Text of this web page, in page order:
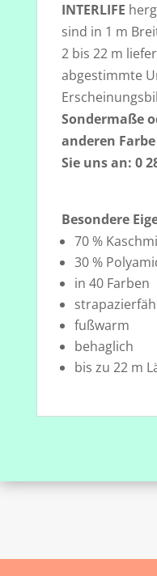
INTERLIFE
sind in 1 m
2 bis 22 m
abgestimmte
Sondermaße
anderen
Sie uns an: 0
Besondere
70 %
30 %
in 40 Farben
fußwarm
behaglich
bis zu 22 m